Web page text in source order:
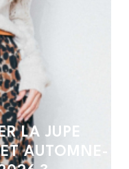
LA JUPE
AUTOMNE-